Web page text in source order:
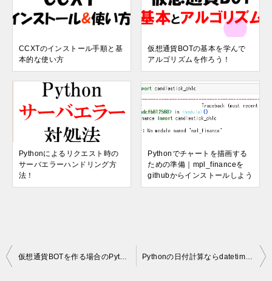
CCXTのインストール手順と基
本的な使い方
仮想通貨BOTの基本を学んで
アルゴリズムを作ろう！
Pythonによるリクエスト時の
サーバエラーハンドリング方
法！
Pythonでチャートを描画する
ための準備｜mpl_financeを
githubからインストールしよう
投
仮想通貨BOTを作る場合のPythonの環境構築と使い方！ Pythonの日付計算ならdatetime！簡単に加算・減算も可能！